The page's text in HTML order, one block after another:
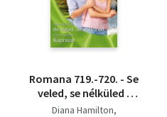
Romana 719.-720. - Se
veled, se nélküled ;
Káprázat
Diana Hamilton